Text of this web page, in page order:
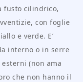
fusto cilindrico,
con foglie
e verde. E’
interno o in serre
(non ama
che non hanno il